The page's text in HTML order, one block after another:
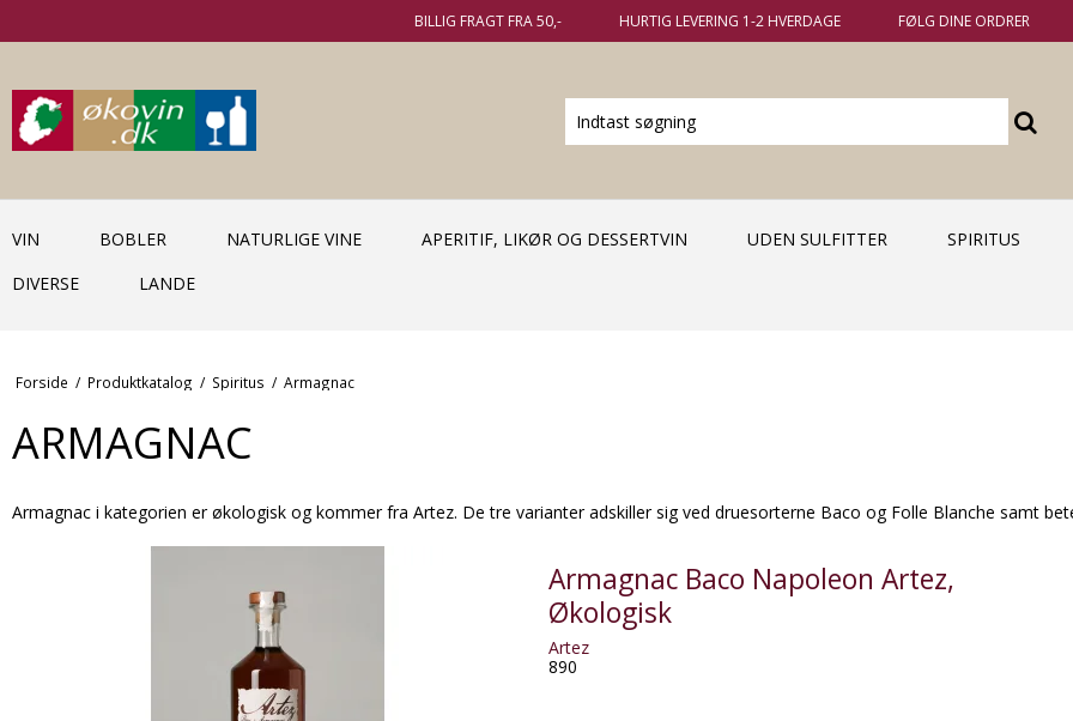
BILLIG FRAGT FRA 50,- HURTIG LEVERING 1-2 HVERDAGE FØLG DINE ORDRER
VIN BOBLER NATURLIGE VINE APERITIF, LIKØR OG DESSERTVIN UDEN SULFITTER
SPIRITUS
DIVERSE
LANDE
Forside / Produktkatalog / Spiritus / Armagnac
ARMAGNAC
Armagnac i kategorien er økologisk og kommer fra Artez. De tre varianter adskiller sig ved druesorterne Baco og Folle Blanche samt
Armagnac Baco Napoleon Artez,
Økologisk
Artez
890